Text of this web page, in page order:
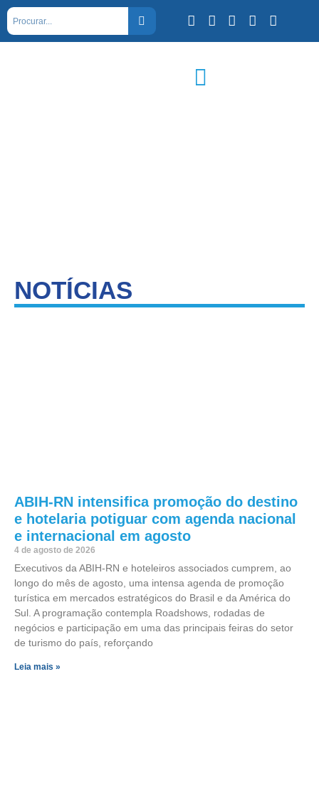
NOTÍCIAS
ABIH-RN intensifica promoção do destino
e hotelaria potiguar com agenda nacional
e internacional em agosto
4 de agosto de 2026
Executivos da ABIH-RN e hoteleiros associados cumprem, ao
longo do mês de agosto, uma intensa agenda de promoção
turística em mercados estratégicos do Brasil e da América do
Sul. A programação contempla Roadshows, rodadas de
negócios e participação em uma das principais feiras do setor
de turismo do país, reforçando
Leia mais »